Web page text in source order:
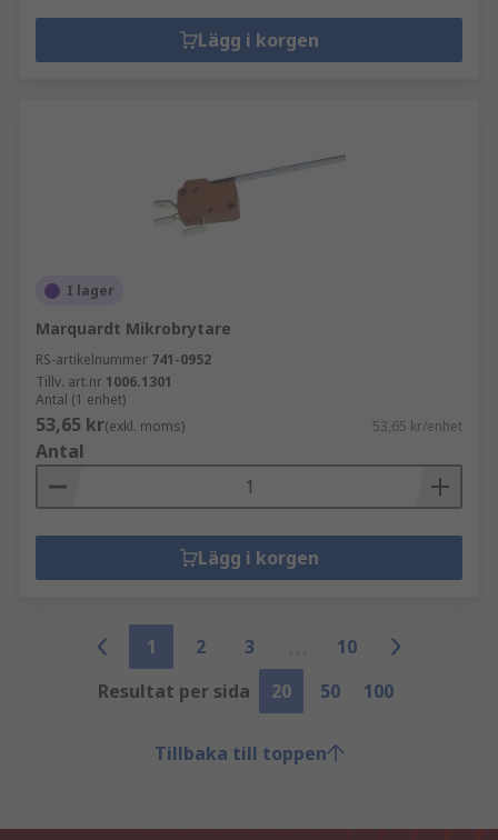
Lägg i korgen
I lager
Marquardt Mikrobrytare
RS-artikelnummer 741-0952
Tillv. art.nr 1006.1301
Antal (1 enhet)
53,65 kr(exkl. moms) 53,65 kr/enhet
Antal
Lägg i korgen
1 2 3
10
Resultat per sida
20 50 100
Tillbaka till toppen